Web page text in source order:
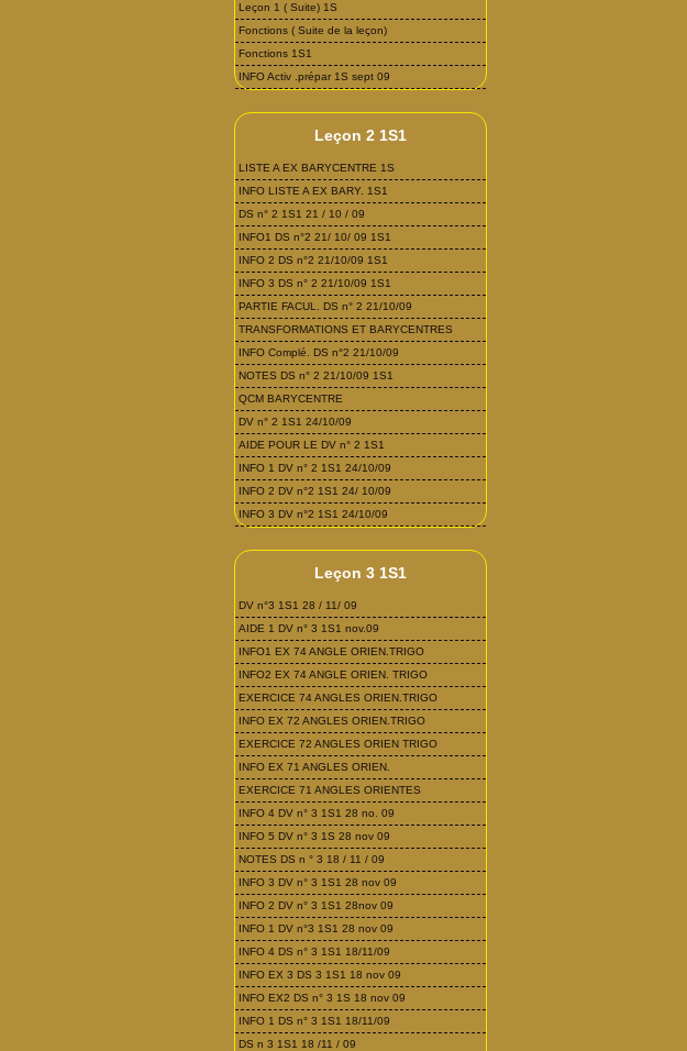
Leçon 1 ( Suite) 1S
Fonctions ( Suite de la leçon)
Fonctions 1S1
INFO Activ .prépar 1S sept 09
Leçon 2 1S1
LISTE A EX BARYCENTRE 1S
INFO LISTE A EX BARY. 1S1
DS n° 2 1S1 21 / 10 / 09
INFO1 DS n°2 21/ 10/ 09 1S1
INFO 2 DS n°2 21/10/09 1S1
INFO 3 DS n° 2 21/10/09 1S1
PARTIE FACUL. DS n° 2 21/10/09
TRANSFORMATIONS ET BARYCENTRES
INFO Complé. DS n°2 21/10/09
NOTES DS n° 2 21/10/09 1S1
QCM BARYCENTRE
DV n° 2 1S1 24/10/09
AIDE POUR LE DV n° 2 1S1
INFO 1 DV n° 2 1S1 24/10/09
INFO 2 DV n°2 1S1 24/ 10/09
INFO 3 DV n°2 1S1 24/10/09
Leçon 3 1S1
DV n°3 1S1 28 / 11/ 09
AIDE 1 DV n° 3 1S1 nov.09
INFO1 EX 74 ANGLE ORIEN.TRIGO
INFO2 EX 74 ANGLE ORIEN. TRIGO
EXERCICE 74 ANGLES ORIEN.TRIGO
INFO EX 72 ANGLES ORIEN.TRIGO
EXERCICE 72 ANGLES ORIEN TRIGO
INFO EX 71 ANGLES ORIEN.
EXERCICE 71 ANGLES ORIENTES
INFO 4 DV n° 3 1S1 28 no. 09
INFO 5 DV n° 3 1S 28 nov 09
NOTES DS n ° 3 18 / 11 / 09
INFO 3 DV n° 3 1S1 28 nov 09
INFO 2 DV n° 3 1S1 28nov 09
INFO 1 DV n°3 1S1 28 nov 09
INFO 4 DS n° 3 1S1 18/11/09
INFO EX 3 DS 3 1S1 18 nov 09
INFO EX2 DS n° 3 1S 18 nov 09
INFO 1 DS n° 3 1S1 18/11/09
DS n 3 1S1 18 /11 / 09